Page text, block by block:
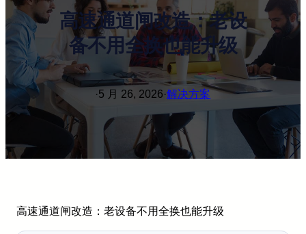
高速通道闸改造：老设
备不用全换也能升级
·5 月 26, 2026·解决方案
高速通道闸改造：老设备不用全换也能升级